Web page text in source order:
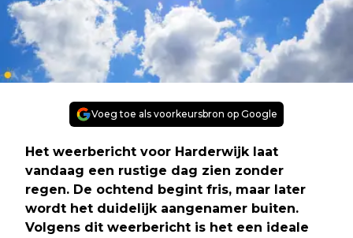
Voeg toe als voorkeursbron op Google
Het weerbericht voor Harderwijk laat
vandaag een rustige dag zien zonder
regen. De ochtend begint fris, maar later
wordt het duidelijk aangenamer buiten.
Volgens dit weerbericht is het een ideale